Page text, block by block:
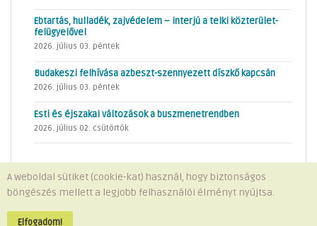
Ebtartás, hulladék, zajvédelem – interjú a telki közterület-
felügyelővel
2026. július 03. péntek
Budakeszi felhívása azbeszt-szennyezett díszkő kapcsán
2026. július 03. péntek
Esti és éjszakai változások a buszmenetrendben
2026. július 02. csütörtök
Minden jog fenntartva © 2026 Telki Község Önkormányzata
A weboldal sütiket (cookie-kat) használ, hogy biztonságos
böngészés mellett a legjobb felhasználói élményt nyújtsa.
Elfogadom!